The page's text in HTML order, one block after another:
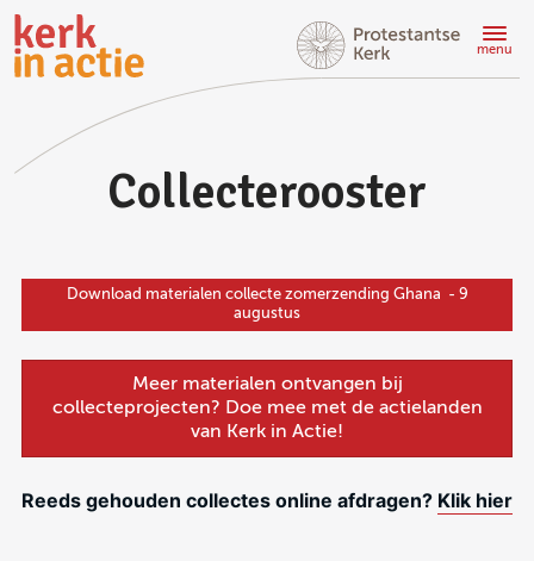
Doorgaan
naar
hoofdinhoud
menu
Collecterooster
Download materialen collecte zomerzending Ghana - 9
augustus
Meer materialen ontvangen bij
collecteprojecten? Doe mee met de actielanden
van Kerk in Actie!
Reeds gehouden collectes online afdragen? Klik hier